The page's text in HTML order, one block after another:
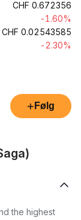
CHF 0.672356
-1.60%
CHF 0.02543585
-2.30%
+ Følg
the highest